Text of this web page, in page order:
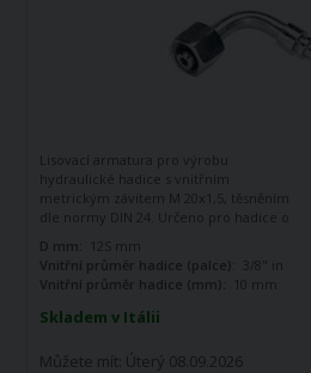
Skladem v Itálii
Můžete mít: Úterý 08.09.2026
Lisovací armatura pro výrobu
hydraulické hadice s vnitřním
metrickým závitem M 20x1,5, těsněním
dle normy DIN 24. Určeno pro hadice o
stupňů.
D mm:
12S mm
Vnitřní průměr hadice (palce):
3/8" in
Vnitřní průměr hadice (mm):
10 mm